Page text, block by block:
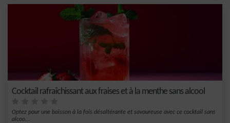
Cocktail rafraîchissant aux fraises et à la menthe sans alcool
Optez pour une boisson à la fois désaltérante et savoureuse avec ce cocktail sans
alcoo...